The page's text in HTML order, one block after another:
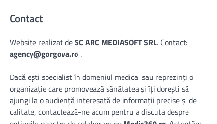
Contact
Website realizat deSC ARC MEDIASOFT SRL. Contact:
agency@gorgova.ro .
Dacă ești specialist în domeniul medical sau reprezinți o
organizație care promovează sănătatea și îți dorești să
ajungi la o audiență interesată de informații precise și de
calitate, contactează-ne acum pentru a discuta despre